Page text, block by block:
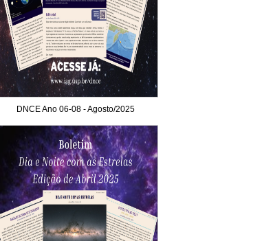
DNCE Ano 06-08 - Agosto/2025